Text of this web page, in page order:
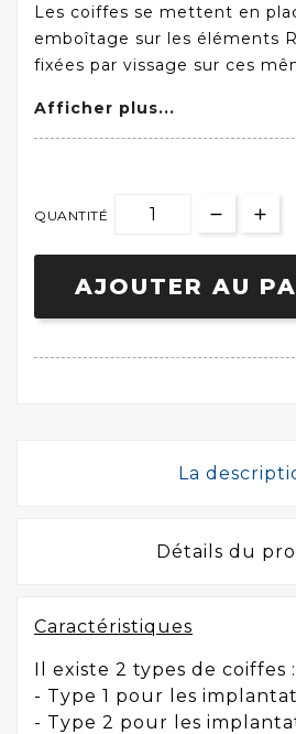
Les coiffes se mettent en
emboîtage sur les éléments
fixées par vissage sur ces
Afficher plus...
QUANTITÉ
AJOUTER AU
La
Détails du
Caractéristiques
Il existe 2 types de coiffes :
- Type 1 pour les
- Type 2 pour les